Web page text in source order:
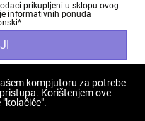
prikupljeni u sklopu ovog
informativnih ponuda
kompjutoru za potrebe
Korištenjem ove